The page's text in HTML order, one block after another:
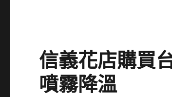
信義花店購買
噴霧降溫